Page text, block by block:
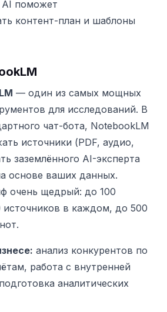
AI поможет
контент-план и шаблоны
— один из самых мощных
для исследований. В
чат-бота, NotebookLM
источники (PDF, аудио,
заземлённого AI-эксперта
основе ваших данных.
очень щедрый: до 100
источников в каждом, до 500
анализ конкурентов по
работа с внутренней
аналитических